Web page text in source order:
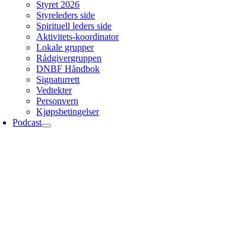
Styret 2026
Styreleders side
Spirituell leders side
Aktivitets-koordinator
Lokale grupper
Rådgivergruppen
DNBF Håndbok
Signaturrett
Vedtekter
Personvern
Kjøpsbetingelser
Podcast